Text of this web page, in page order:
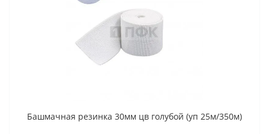
Башмачная резинка 30мм цв голубой (уп 25м/350м)